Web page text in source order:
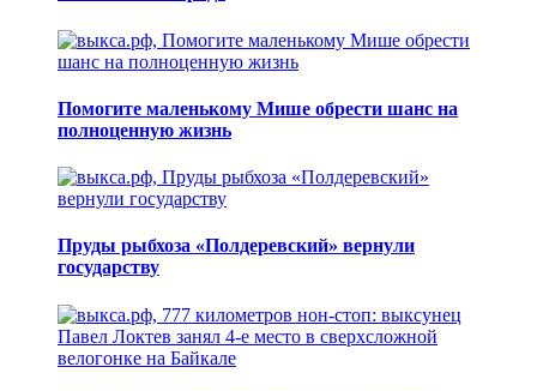
Помогите маленькому Мише обрести шанс на
полноценную жизнь
Пруды рыбхоза «Полдеревский» вернули
государству